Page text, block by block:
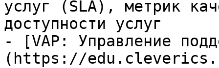
услуг (SLA), метрик
доступности услуг
- [VAP: Управление
(https://